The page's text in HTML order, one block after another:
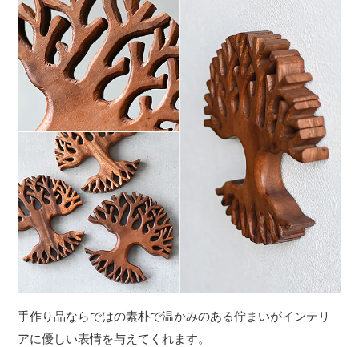
手作り品ならではの素朴で温かみのある佇まいがインテリ
アに優しい表情を与えてくれます。